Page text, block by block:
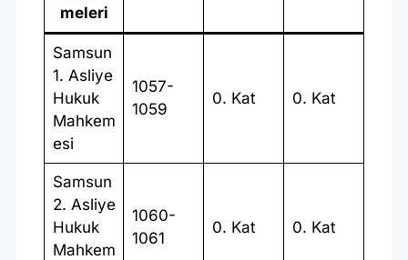
meleri
Samsun
1. Asliye
Hukuk
Mahkem
esi
1057-
1059
0. Kat 0. Kat
Samsun
2. Asliye
Hukuk
Mahkem
1060-
1061
0. Kat 0. Kat